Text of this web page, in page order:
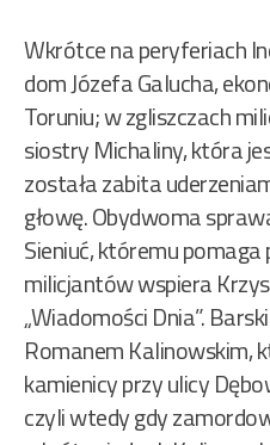
Wkrótce na peryferiach
dom Józefa Galucha,
Toruniu; w zgliszczach
siostry Michaliny, która
została zabita
głowę. Obydwoma
Sieniuć, któremu
milicjantów wspiera
„Wiadomości Dnia”.
Romanem Kalinowskim,
kamienicy przy ulicy
czyli wtedy gdy